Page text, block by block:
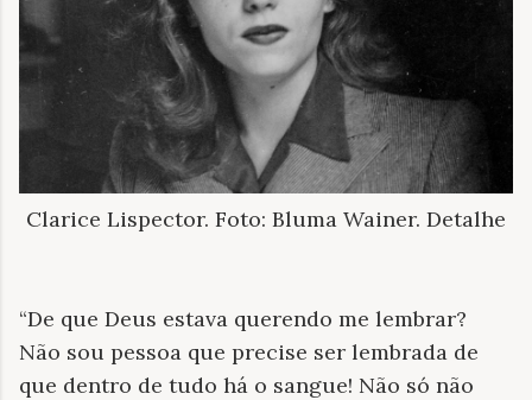
Clarice Lispector. Foto: Bluma Wainer. Detalhe
“De que Deus estava querendo me lembrar?
Não sou pessoa que precise ser lembrada de
que dentro de tudo há o sangue! Não só não